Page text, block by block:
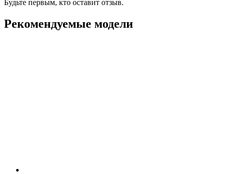
Будьте первым, кто оставит отзыв.
Рекомендуемые модели